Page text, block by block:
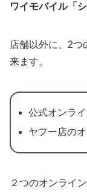
ワイモバイル「
店舗以外に、2つ
来ます。
公式オンラ
ヤフー店の
２つのオンライ